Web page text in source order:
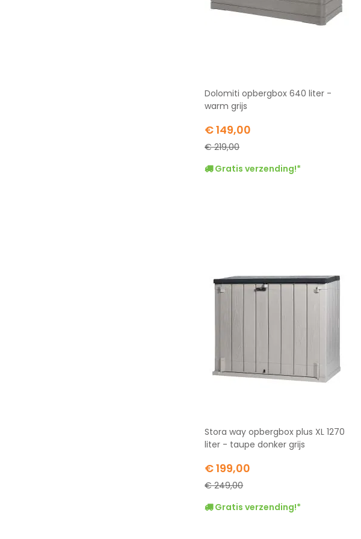
Dolomiti opbergbox 640 liter -
warm grijs
Special
Price
€ 149,00
€ 219,00
Gratis verzending!*
Stora way opbergbox plus XL 1270
liter - taupe donker grijs
Special
Price
€ 199,00
€ 249,00
Gratis verzending!*